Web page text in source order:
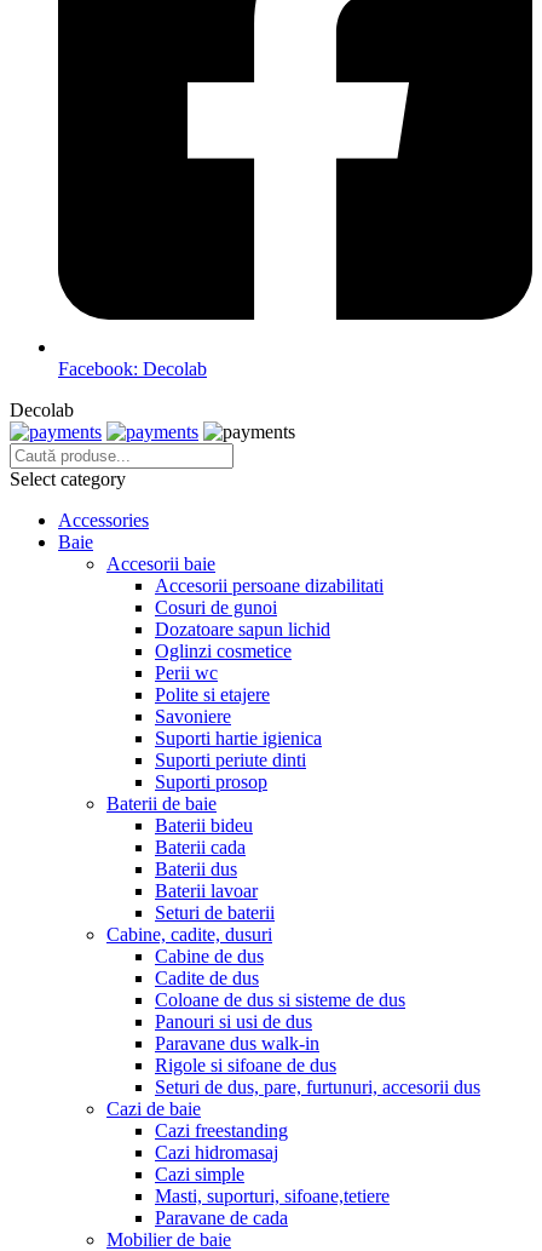
Facebook: Decolab
Decolab
Select category
Accessories
Baie
Accesorii baie
Accesorii persoane dizabilitati
Cosuri de gunoi
Dozatoare sapun lichid
Oglinzi cosmetice
Perii wc
Polite si etajere
Savoniere
Suporti hartie igienica
Suporti periute dinti
Suporti prosop
Baterii de baie
Baterii bideu
Baterii cada
Baterii dus
Baterii lavoar
Seturi de baterii
Cabine, cadite, dusuri
Cabine de dus
Cadite de dus
Coloane de dus si sisteme de dus
Panouri si usi de dus
Paravane dus walk-in
Rigole si sifoane de dus
Seturi de dus, pare, furtunuri, accesorii dus
Cazi de baie
Cazi freestanding
Cazi hidromasaj
Cazi simple
Masti, suporturi, sifoane,tetiere
Paravane de cada
Mobilier de baie